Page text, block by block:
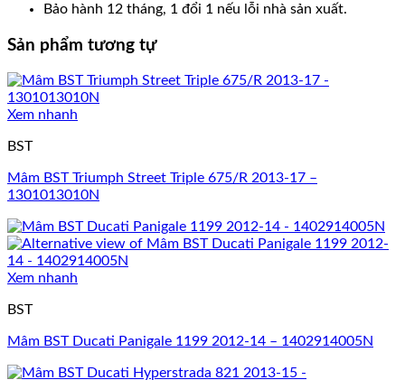
Bảo hành 12 tháng, 1 đổi 1 nếu lỗi nhà sản xuất.
Sản phẩm tương tự
Xem nhanh
BST
Mâm BST Triumph Street Triple 675/R 2013-17 –
1301013010N
Xem nhanh
BST
Mâm BST Ducati Panigale 1199 2012-14 – 1402914005N